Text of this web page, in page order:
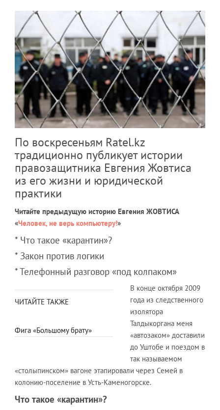
По воскресеньям Ratel.kz
традиционно публикует истории
правозащитника Евгения Жовтиса
из его жизни и юридической
практики
Читайте предыдущую историю Евгения ЖОВТИСА
«Человек, не верь компьютеру!»
* Что такое «карантин»?
* Закон против логики
* Телефонный разговор «под колпаком»
ЧИТАЙТЕ ТАКЖЕ
Фига «Большому брату»
В конце октября 2009
года из следственного
изолятора
Талдыкоргана меня
«автозаком» доставили
до Уштобе и поездом в
так называемом
«столыпинском» вагоне этапировали через Семей в
колонию-поселение в Усть-Каменогорске.
Что такое «карантин»?